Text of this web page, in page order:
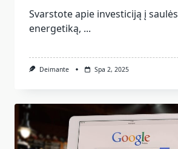
Svarstote apie investiciją į saulės
energetiką, ...
Deimante Spa 2, 2025